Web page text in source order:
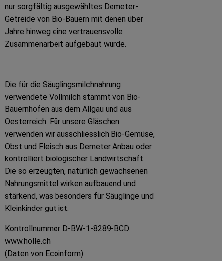
nur sorgfältig ausgewähltes Demeter-
Getreide von Bio-Bauern mit denen über
Jahre hinweg eine vertrauensvolle
Zusammenarbeit aufgebaut wurde.
Die für die Säuglingsmilchnahrung
verwendete Vollmilch stammt von Bio-
Bauernhöfen aus dem Allgäu und aus
Oesterreich. Für unsere Gläschen
verwenden wir ausschliesslich Bio-Gemüse,
Obst und Fleisch aus Demeter Anbau oder
kontrolliert biologischer Landwirtschaft.
Die so erzeugten, natürlich gewachsenen
Nahrungsmittel wirken aufbauend und
stärkend, was besonders für Säuglinge und
Kleinkinder gut ist.
Kontrollnummer D-BW-1-8289-BCD
www.holle.ch
(Daten von Ecoinform)